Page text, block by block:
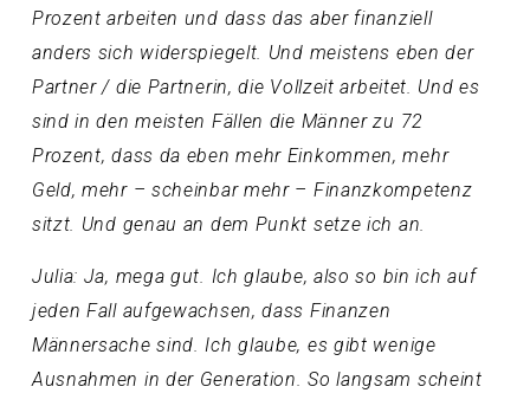
Prozent arbeiten und dass das aber finanziell
anders sich widerspiegelt. Und meistens eben der
Partner / die Partnerin, die Vollzeit arbeitet. Und es
sind in den meisten Fällen die Männer zu 72
Prozent, dass da eben mehr Einkommen, mehr
Geld, mehr – scheinbar mehr – Finanzkompetenz
sitzt. Und genau an dem Punkt setze ich an.
Julia: Ja, mega gut. Ich glaube, also so bin ich auf
jeden Fall aufgewachsen, dass Finanzen
Männersache sind. Ich glaube, es gibt wenige
Ausnahmen in der Generation. So langsam scheint